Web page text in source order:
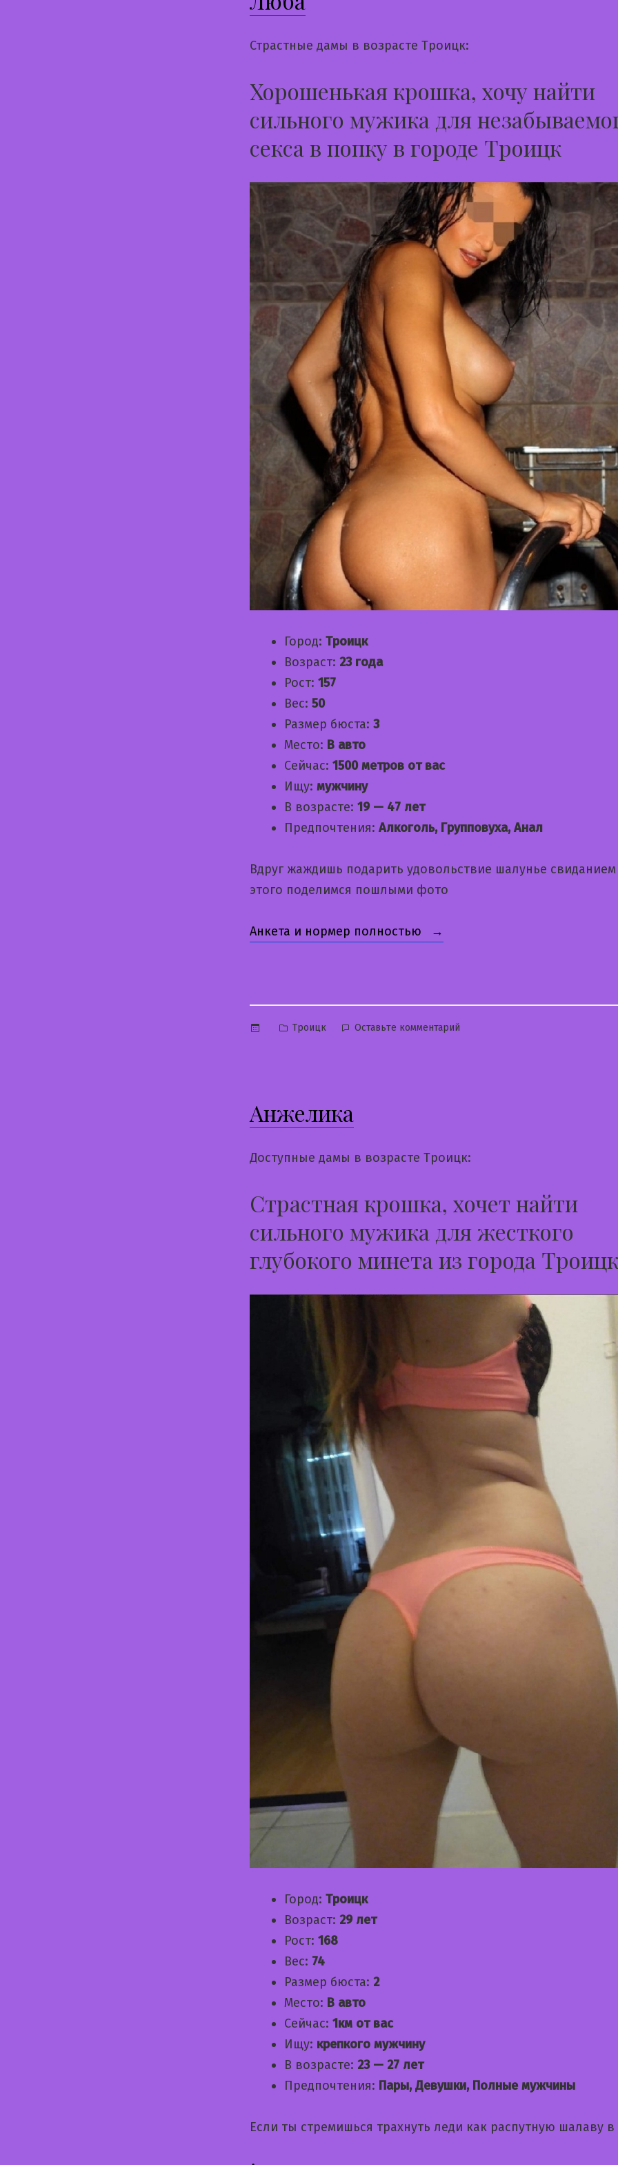
Страстные дамы в возрасте Троицк:
Хорошенькая крошка, хочу найти
сильного мужика для
секса в попку в городе Троицк
Город: Троицк
Возраст: 23 года
Рост: 157
Вес: 50
Размер бюста: 3
Место: В авто
Сейчас: 1500 метров от вас
Ищу: мужчину
В возрасте: 19 — 47 лет
Предпочтения: Алкоголь, Групповуха, Анал
Вдруг жаждишь подарить удовольствие шалунье
этого поделимся пошлыми фото
Анкета и нормер полностью «Люба»
Опубликовано
Троицк Оставьте комментарий
Анжелика
Доступные дамы в возрасте Троицк:
Страстная крошка, хочет найти
сильного мужика для жесткого
глубокого минета из города Троицк
Город: Троицк
Возраст: 29 лет
Рост: 168
Вес: 74
Размер бюста: 2
Место: В авто
Сейчас: 1км от вас
Ищу: крепкого мужчину
В возрасте: 23 — 27 лет
Предпочтения: Пары, Девушки, Полные мужчины
Если ты стремишься трахнуть леди как распутную шалаву в